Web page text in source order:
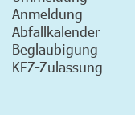
Anmeldung
Abfallkalender
Beglaubigung
KFZ-Zulassung